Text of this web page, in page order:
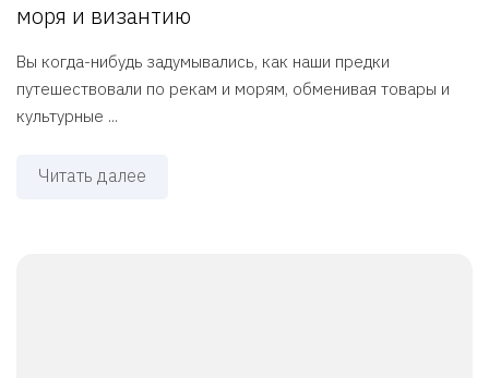
моря и византию
Вы когда-нибудь задумывались, как наши предки
путешествовали по рекам и морям, обменивая товары и
культурные ...
Читать далее